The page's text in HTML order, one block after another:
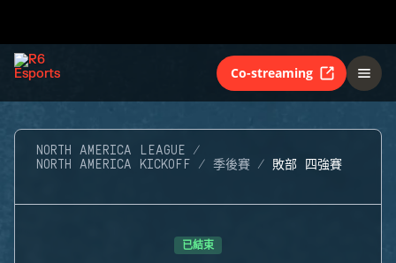
Co-streaming
NORTH AMERICA LEAGUE
NORTH AMERICA KICKOFF
季後賽 敗部 四強賽
已結束